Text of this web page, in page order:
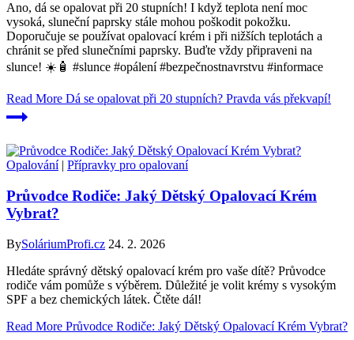
Ano, dá se opalovat při 20 stupních! I když teplota není moc
vysoká, sluneční paprsky stále mohou poškodit pokožku.
Doporučuje se používat opalovací krém i při nižších teplotách a
chránit se před slunečními paprsky. Buďte vždy připraveni na
slunce! ☀️🧴 #slunce #opálení #bezpečnostnavrstvu #informace
Read More Dá se opalovat při 20 stupních? Pravda vás překvapí!
Opalování| Přípravky pro opalovaní
Průvodce Rodiče: Jaký Dětský Opalovací Krém
Vybrat?
BySoláriumProfi.cz 24. 2. 2026
Hledáte správný dětský opalovací krém pro vaše dítě? Průvodce
rodiče vám pomůže s výběrem. Důležité je volit krémy s vysokým
SPF a bez chemických látek. Čtěte dál!
Read More Průvodce Rodiče: Jaký Dětský Opalovací Krém Vybrat?